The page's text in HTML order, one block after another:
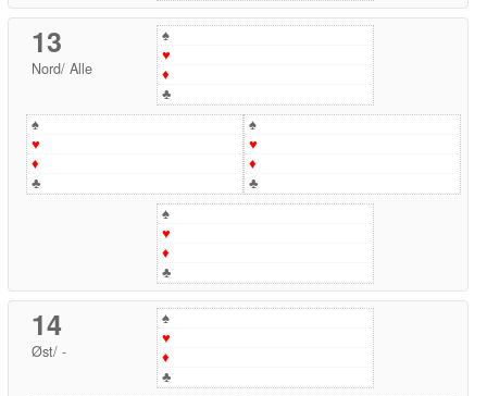
13
Nord/ Alle
♠
♥
♦
♣
♠
♥
♦
♣
♠
♥
♦
♣
♠
♥
♦
♣
14
Øst/ -
♠
♥
♦
♣